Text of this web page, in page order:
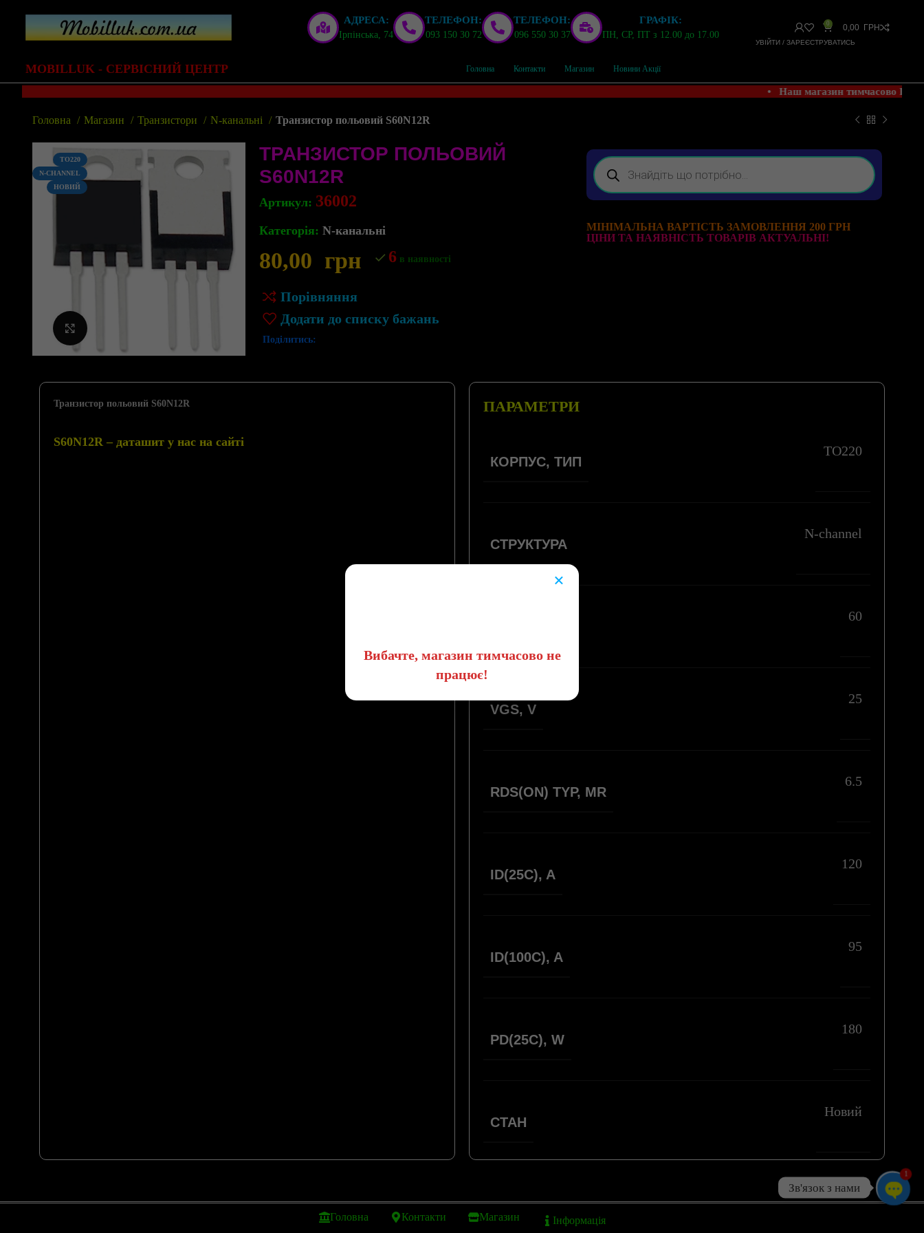
АДРЕСА:
Ірпінська, 74
ТЕЛЕФОН:
093 150 30 72
ТЕЛЕФОН:
096 550 30 37
ГРАФІК:
ПН, СР, ПТ з 12.00 до 17.00
УВІЙТИ / ЗАРЕЄСТРУВАТИСЬ
0 0,00 ГРН
MOBILLUK - СЕРВІСНИЙ ЦЕНТР Головна Контакти Магазин Новини Акції
• Наш магазин тимчасово НЕ
Головна Магазин Транзистори N-канальні Транзистор польовий S60N12R
TO220
N-CHANNEL
НОВИЙ
ТРАНЗИСТОР ПОЛЬОВИЙ
S60N12R
Артикул: 36002
Категорія: N-канальні
80,00 грн 6 в наявності
Порівняння
Додати до списку бажань
Поділитись:
МІНІМАЛЬНА ВАРТІСТЬ ЗАМОВЛЕННЯ 200 ГРН
ЦІНИ ТА НАЯВНІСТЬ ТОВАРІВ АКТУАЛЬНІ!
Транзистор польовий S60N12R
S60N12R – даташит у нас на сайті
ПАРАМЕТРИ
КОРПУС, ТИП
TO220
СТРУКТУРА
N-channel
60
VGS, V
25
RDS(ON) TYP, MR
6.5
ID(25С), A
120
ID(100C), A
95
PD(25C), W
180
СТАН
Новий
Головна Контакти Магазин Інформація
×
Вибачте, магазин тимчасово не
працює!
Зв'язок з нами